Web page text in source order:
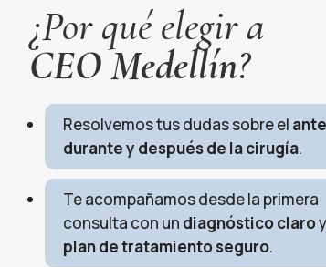
¿Por qué elegir a
CEO Medellín?
Resolvemos tus dudas sobre el
durante y después de la cirugía.
Te acompañamos desde la primera
consulta con un diagnóstico claro
plan de tratamiento seguro.